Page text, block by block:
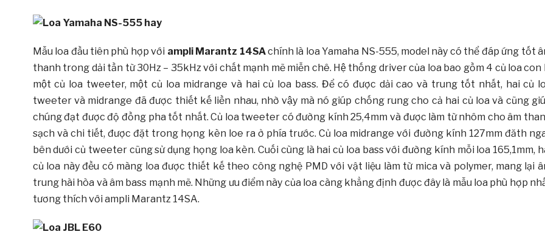
Mẫu loa đầu tiên phù hợp với ampli Marantz 14SAchính là loa Yamaha NS-555, model này có thể đáp ứng tốt
thanh trong dải tần từ 30Hz – 35kHz với chất mạnh mẽ miễn chê. Hệ thống driver của loa bao gồm 4 củ loa con
một củ loa tweeter, một củ loa midrange và hai củ loa bass. Để có được dải cao và trung tốt nhất, hai củ
tweeter và midrange đã được thiết kế liền nhau, nhờ vậy mà nó giúp chống rung cho cả hai củ loa và cũng
chúng đạt được độ đồng pha tốt nhất. Củ loa tweeter có đường kính 25,4mm và được làm từ nhôm cho âm
sạch và chi tiết, được đặt trong họng kèn loe ra ở phía trước. Củ loa midrange với đường kính 127mm đăth
bên dưới củ tweeter cũng sử dụng họng loa kèn. Cuối cùng là hai củ loa bass với đường kính mỗi loa 165,1mm,
củ loa này đều có màng loa được thiết kế theo công nghệ PMD với vật liệu làm từ mica và polymer, mang lại
trung hài hòa và âm bass mạnh mẽ. Những ưu điểm này của loa càng khẳng định được đây là mẫu loa phù hợp
tương thích với ampli Marantz 14SA.